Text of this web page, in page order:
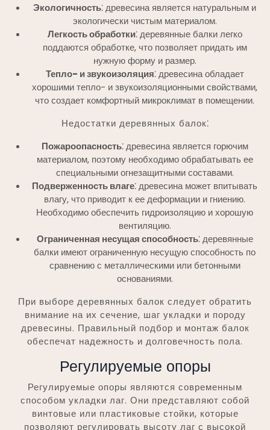
Экологичность⁚ древесина является натуральным и
экологически чистым материалом.
Легкость обработки⁚ деревянные балки легко
поддаются обработке, что позволяет придать им
нужную форму и размер.
Тепло- и звукоизоляция⁚ древесина обладает
хорошими тепло- и звукоизоляционными свойствами,
что создает комфортный микроклимат в помещении.
Недостатки деревянных балок⁚
Пожароопасность⁚ древесина является горючим
материалом, поэтому необходимо обрабатывать ее
специальными огнезащитными составами.
Подверженность влаге⁚ древесина может впитывать
влагу, что приводит к ее деформации и гниению.
Необходимо обеспечить гидроизоляцию и хорошую
вентиляцию.
Ограниченная несущая способность⁚ деревянные
балки имеют ограниченную несущую способность по
сравнению с металлическими или бетонными
основаниями.
При выборе деревянных балок следует обратить
внимание на их сечение, шаг укладки и породу
древесины. Правильный подбор и монтаж балок
обеспечат надежность и долговечность пола.
Регулируемые опоры
Регулируемые опоры являются современным
способом укладки лаг. Они представляют собой
винтовые или пластиковые стойки, которые
позволяют регулировать высоту лаг с высокой